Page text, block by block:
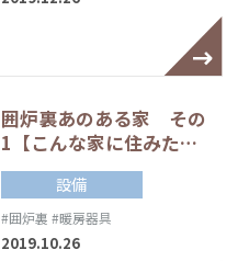
囲炉裏あのある家 その
1【こんな家に住みた…
設備
#囲炉裏 #暖房器具
2019.10.26